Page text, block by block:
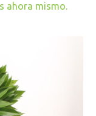
ahora mismo.